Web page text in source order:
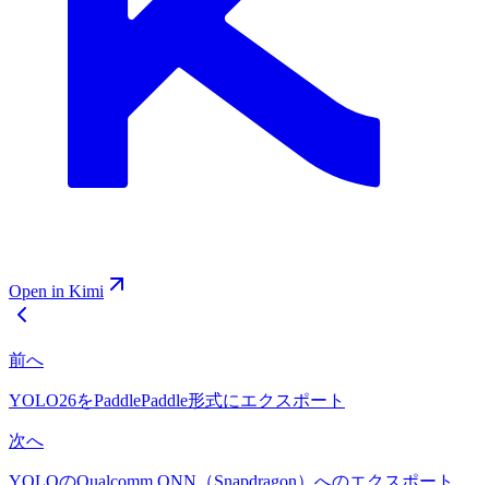
Open in Kimi
前へ
YOLO26をPaddlePaddle形式にエクスポート
次へ
YOLOのQualcomm QNN（Snapdragon）へのエクスポート